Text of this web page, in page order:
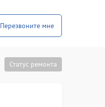
Перезвоните мне
Статус ремонта